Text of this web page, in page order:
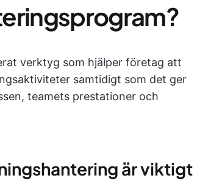
verktyg som hjälper företag att
samtidigt som det ger
teamets prestationer och
är viktigt